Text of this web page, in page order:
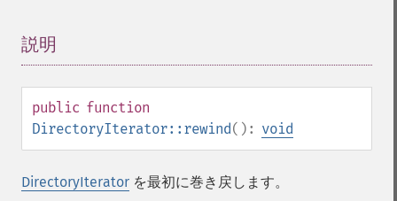
説明
public function
DirectoryIterator::rewind(): void
DirectoryIterator を最初に巻き戻します。